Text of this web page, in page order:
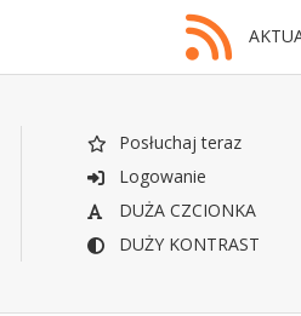
Posłuchaj teraz
Logowanie
DUŻA CZCIONKA
DUŻY KONTRAST